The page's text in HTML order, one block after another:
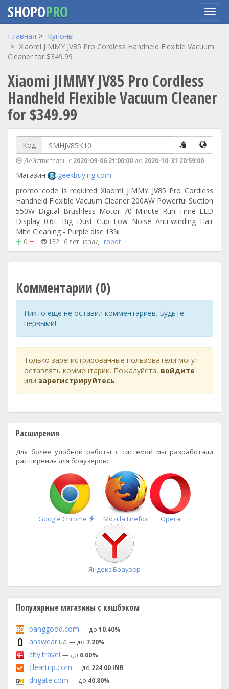
Перейти
основному
SHOPOPRO
Главная
Купоны
Xiaomi JIMMY JV85 Pro Cordless Handheld Flexible Vacuum
Cleaner for $349.99
Xiaomi JIMMY JV85 Pro Cordless
Handheld Flexible Vacuum Cleaner
for $349.99
Код
Действителен с 2020-09-06 21:00:00 до 2020-10-31 20:59:00
Магазин
geekbuying.com
promo code is required Xiaomi JIMMY JV85 Pro Cordless
Handheld Flexible Vacuum Cleaner 200AW Powerful Suction
550W Digital Brushless Motor 70 Minute Run Time LED
Display 0.6L Big Dust Cup Low Noise Anti-winding Hair
Mite Cleaning - Purple disc 13%
0 132 6 лет назад robot
Комментарии (0)
Никто ещё не оставил комментариев. Будьте
первыми!
Только зарегистрированные пользователи могут
оставлять комментарии. Пожалуйста, войдите
или зарегистрируйтесь.
Расширения
Для более удобной работы с системой мы разработали
расширения для браузеров:
Google Chrome
Быстрая
установка
Mozilla Firefox Opera
Яндекс.Браузер
Популярные магазины с кэшбэком
banggood.com — до 10.40%
answear.ua — до 7.20%
city.travel — до 6.00%
cleartrip.com — до 224.00 INR
dhgate.com — до 40.80%